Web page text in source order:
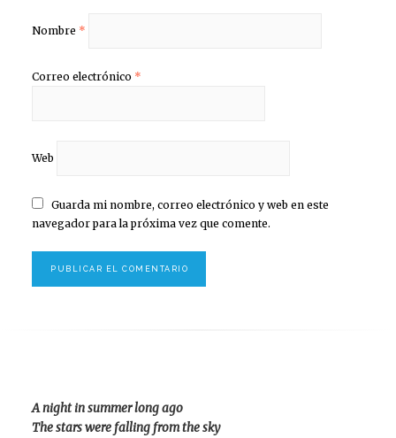
Nombre *
Correo electrónico *
Web
Guarda mi nombre, correo electrónico y web en este
navegador para la próxima vez que comente.
A night in summer long ago
The stars were falling from the sky